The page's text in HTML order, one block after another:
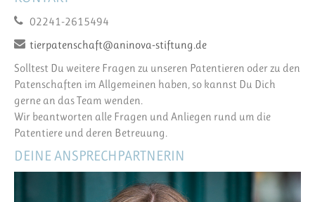
02241-2615494
tierpatenschaft@aninova-stiftung.de
Solltest Du weitere Fragen zu unseren Patentieren oder zu den
Patenschaften im Allgemeinen haben, so kannst Du Dich
gerne an das Team wenden.
Wir beantworten alle Fragen und Anliegen rund um die
Patentiere und deren Betreuung.
DEINE ANSPRECHPARTNERIN